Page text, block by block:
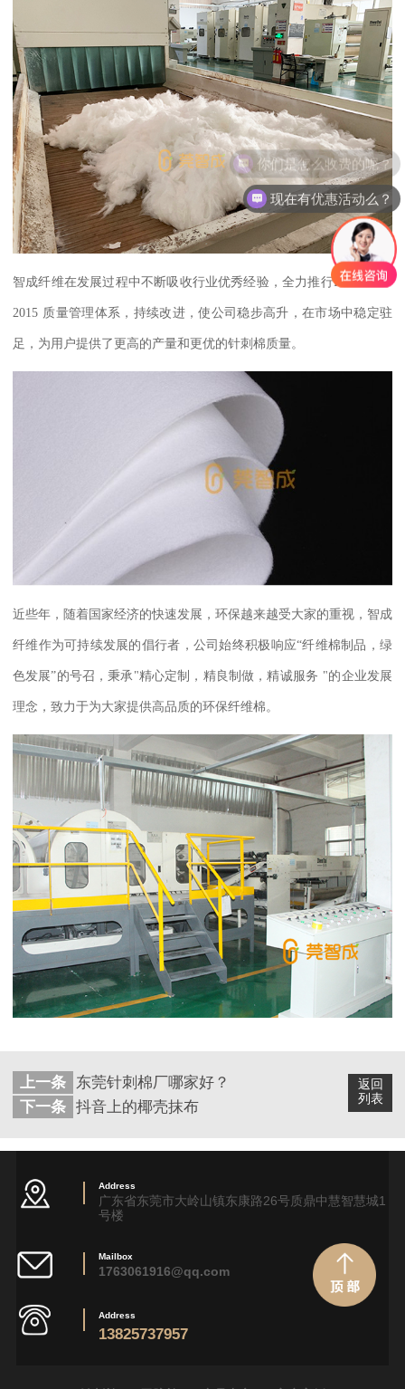
智成纤维在发展过程中不断吸收行业优秀经验，全力推行ISO9001：
2015 质量管理体系， 持续改进，使公司稳步高升，在市场中稳定驻
足，为用户提供了更高的产量和更优的针刺棉质量。
近些年，随着国家经济的快速发展，环保越来越受大家的重视，智成
纤维作为可持续发展的倡行者，公司始终积极响应“纤维棉制品，绿
色发展”的号召，秉承 "精心定制，精良制做，精诚服务 "的企业发展
理念，致力于为大家提供高品质的环保纤维棉。
返回
列表
上一条
东莞针刺棉厂哪家好？
下一条 抖音上的椰壳抹布
Address
广东省东莞市大岭山镇东康路26号质鼎中慧智慧城1
号楼
Mailbox
1763061916@qq.com
Address
13825737957
你们是怎么收费的呢？
现在有优惠活动么？